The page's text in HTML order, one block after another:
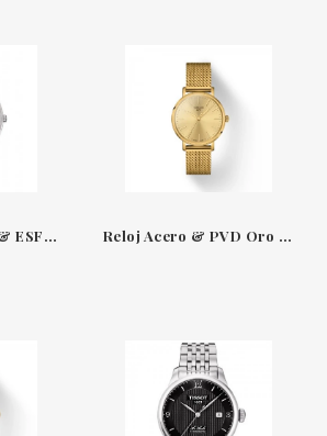
T1096ST ACERO & ESFERA BLANCA CORREA TEXTILE 38 MM EVERYTIME TISSOT Reloj Acero & PVD Oro amarillo Everytime Lady Tissot